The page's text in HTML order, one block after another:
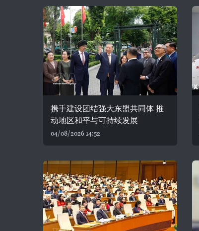
携手建设团结强大东盟共同体 推
动地区和平与可持续发展
04/08/2026 14:52